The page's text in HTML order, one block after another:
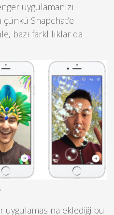
uygulamanızı
Snapchat’e
bazı farklılıklar da
uygulamasına eklediği bu